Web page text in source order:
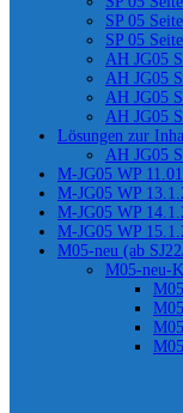
SP 05
SP 05
AH JG05
AH JG05
AH JG05
AH JG05
Lösungen zur
AH JG05
M-JG05 WP
M-JG05 WP
M-JG05 WP
M-JG05 WP
M05-neu (ab
M05-neu-